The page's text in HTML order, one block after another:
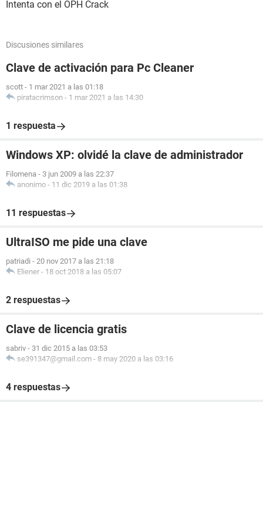
Intenta con el OPH Crack
Discusiones similares
Clave de activación para Pc Cleaner
scott - 1 mar 2021 a las 01:18
piratacrimson - 1 mar 2021 a las 14:30
1 respuesta
Windows XP: olvidé la clave de administrador
Filomena - 3 jun 2009 a las 22:37
anonimo - 11 dic 2019 a las 01:38
11 respuestas
UltraISO me pide una clave
patriadi - 20 nov 2017 a las 21:18
Eliener - 18 oct 2018 a las 05:07
2 respuestas
Clave de licencia gratis
sabriv - 31 dic 2015 a las 03:53
se391347@gmail.com - 8 may 2020 a las 03:16
4 respuestas